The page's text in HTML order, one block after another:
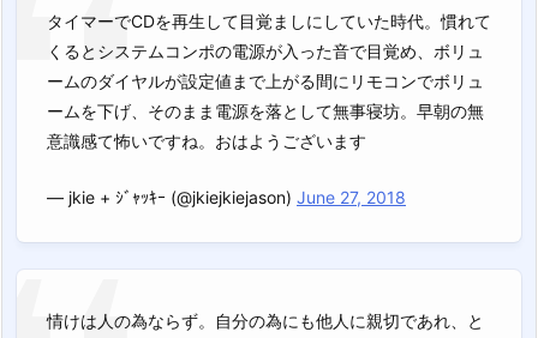
タイマーでCDを再生して目覚ましにしていた時代。慣れて
くるとシステムコンポの電源が入った音で目覚め、ボリュ
ームのダイヤルが設定値まで上がる間にリモコンでボリュ
ームを下げ、そのまま電源を落として無事寝坊。早朝の無
意識感て怖いですね。おはようございます
— jkie + ｼﾞｬｯｷｰ (@jkiejkiejason) June 27, 2018
情けは人の為ならず。自分の為にも他人に親切であれ、と